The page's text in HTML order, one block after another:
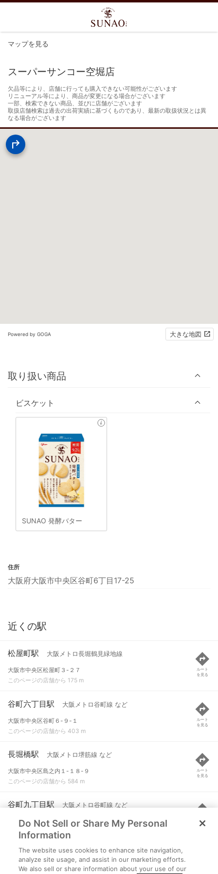
マップを見る
スーパーサンコー空堀店
欠品等により、店舗に行っても購入できない可能性がございます
リニューアル等により、商品が変更になる場合がございます
一部、検索できない商品、並びに店舗がございます
取扱店舗検索は過去の出荷実績に基づくものであり、最新の取扱状況とは異
なる場合がございます
Powered by GOGA 大きな地図
取り扱い商品
ビスケット
SUNAO 発酵バター
住所
大阪府大阪市中央区谷町6丁目17-25
近くの駅
松屋町駅 大阪メトロ長堀鶴見緑地線
大阪市中央区松屋町３-２７
このページの店舗から 175 m
ルート
を見る
谷町六丁目駅 大阪メトロ谷町線 など
大阪市中央区谷町６-９-１
このページの店舗から 403 m
ルート
を見る
長堀橋駅 大阪メトロ堺筋線 など
大阪市中央区島之内１-１８-９
このページの店舗から 584 m
ルート
を見る
谷町九丁目駅 大阪メトロ谷町線 など
大阪市天王寺区生玉前町１-２４
このページの店舗から 805 m
ルート
を見る
日本橋駅 大阪メトロ千日前線 など
大阪市中央区日本橋１-５-１２
Do Not Sell or Share My Personal
Information
The website uses cookies to enhance site navigation,
analyze site usage, and assist in our marketing efforts.
We also sell or share information about your use of our